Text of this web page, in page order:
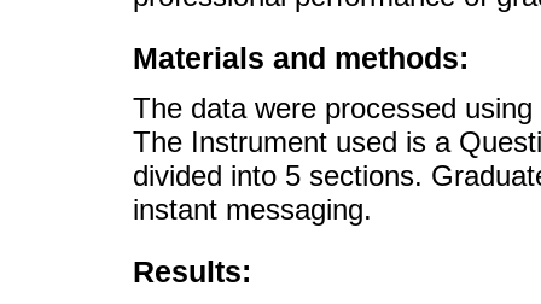
Materials and methods:
The data were processed
The Instrument used is a
divided into 5 sections.
instant messaging.
Results: